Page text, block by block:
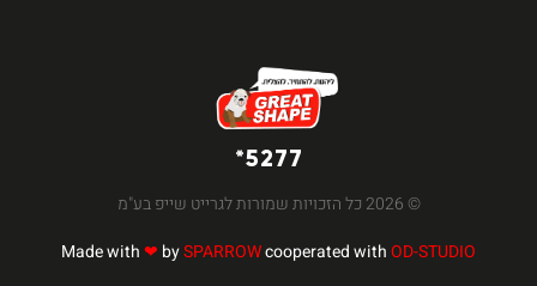
5277*
© 2026 כל הזכויות שמורות לגרייט שייפ בע"מ
Made with❤ bySPARROWcooperated withOD-STUDIO